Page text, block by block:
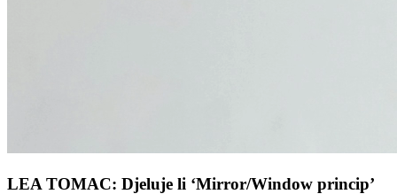
LEA TOMAC: Djeluje li ‘Mirror/Window princip’